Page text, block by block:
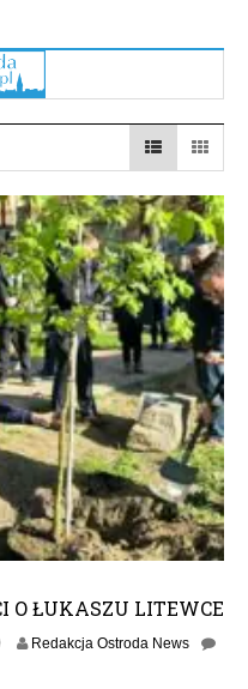
O ŁUKASZU LITEWCE
2
Redakcja Ostroda News